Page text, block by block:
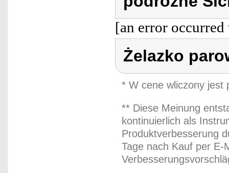
[an error
Żelazko
* W cene wliczony jest
** Diese Meinung
kontinuierlich als
Produktverbesserung
Tage nach Kauf per E-